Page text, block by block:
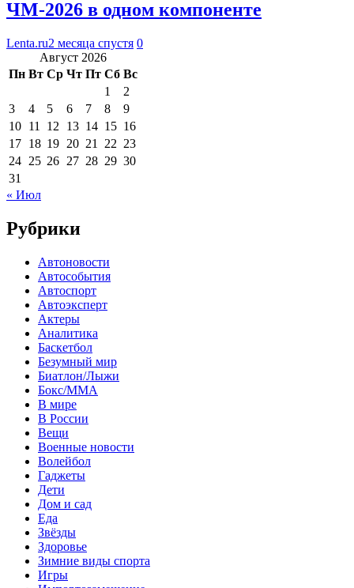
ЧМ-2026 в одном компоненте
Lenta.ru2 месяца спустя 0
Август 2026
Пн Вт Ср Чт Пт Сб Вс
1
2
3
4 5 6 7 8
9
10 11 12 13 14 15 16
17 18 19 20 21 22 23
24 25 26 27 28 29 30
31
« Июл
Рубрики
Автоновости
Автособытия
Автоспорт
Автоэксперт
Актеры
Аналитика
Баскетбол
Безумный мир
Биатлон/Лыжи
Бокс/MMA
В мире
В России
Вещи
Военные новости
Волейбол
Гаджеты
Дети
Дом и сад
Еда
Звёзды
Здоровье
Зимние виды спорта
Игры